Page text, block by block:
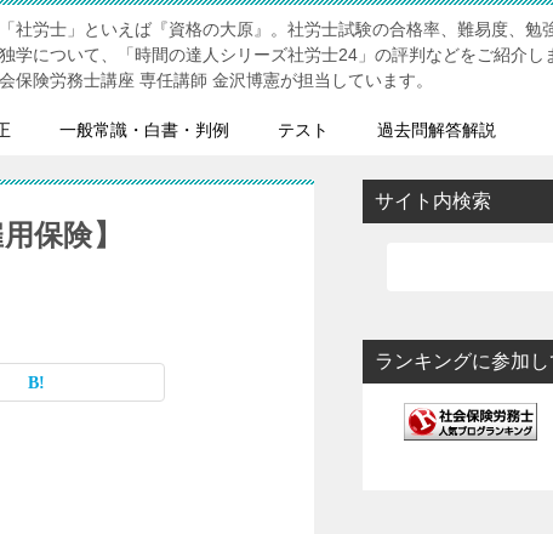
「社労士」といえば『資格の大原』。社労士試験の合格率、難易度、勉
独学について、「時間の達人シリーズ社労士24」の評判などをご紹介し
会保険労務士講座 専任講師 金沢博憲が担当しています。
一般常識・白書・判例 テスト 過去問解答解説
保険】
サイト内検索
ランキングに参加し